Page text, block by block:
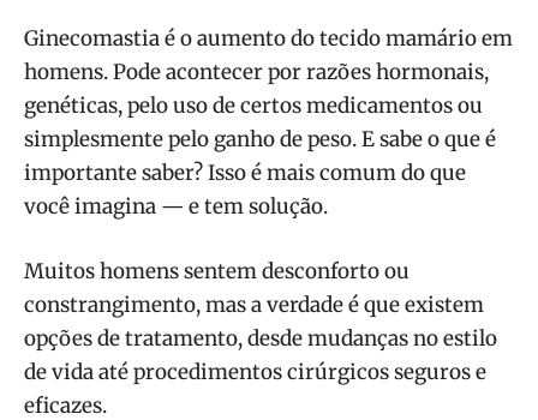
Ginecomastia é o aumento do tecido mamário em
homens. Pode acontecer por razões hormonais,
genéticas, pelo uso de certos medicamentos ou
simplesmente pelo ganho de peso. E sabe o que é
importante saber? Isso é mais comum do que
você imagina — e tem solução.
Muitos homens sentem desconforto ou
constrangimento, mas a verdade é que existem
opções de tratamento, desde mudanças no estilo
de vida até procedimentos cirúrgicos seguros e
eficazes.